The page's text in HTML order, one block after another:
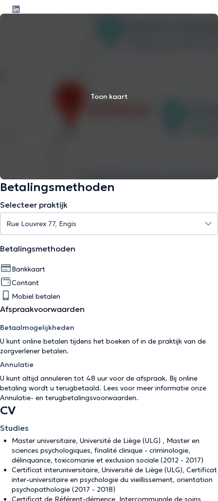
Toon kaart
Betalingsmethoden
Selecteer praktijk
Betalingsmethoden
Bankkaart
Contant
Mobiel betalen
Afspraakvoorwaarden
Betaalmogelijkheden
U kunt online betalen tijdens het boeken of in de praktijk van de
zorgverlener betalen.
Annulatie
U kunt altijd annuleren tot 48 uur voor de afspraak. Bij online
betaling wordt u terugbetaald. Lees voor meer informatie onze
Annulatie- en terugbetalingsvoorwaarden.
CV
Studies
Master universitaire, Université de Liège (ULG) , Master en
sciences psychologiques, finalité clinique - criminologie,
délinquance, toxicomanie et exclusion sociale (2012 - 2017)
Certificat interuniversitaire, Université de Liège (ULG), Certificat
inter-universitaire en psychologie du vieillissement, orientation
psychopathologie (2017 - 2018)
Certificat de Référent-démence, Intercommunale de soins